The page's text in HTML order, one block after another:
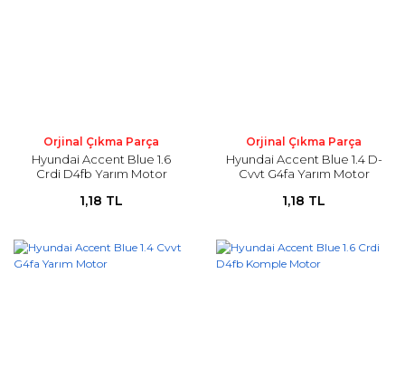
Orjinal Çıkma Parça
Hyundai Accent Blue 1.6
Crdi D4fb Yarım Motor
1,18 TL
Orjinal Çıkma Parça
Hyundai Accent Blue 1.4 D-
Cvvt G4fa Yarım Motor
1,18 TL